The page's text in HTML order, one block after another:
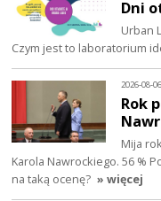
Dni
Urban
Czym jest to laboratorium
2026-08-
Rok
Mija
Karola Nawrockiego. 56 %
na taką ocenę? » więcej